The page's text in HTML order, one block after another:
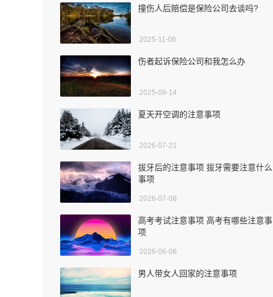
撞伤人后赔偿是保险公司去谈吗?
2025-11-06
伤者起诉保险公司和我怎么办
2025-08-14
夏天开空调的注意事项
2026-07-21
拔牙后的注意事项 拔牙需要注意什么
事项
2026-07-08
高考考试注意事项 高考有哪些注意事
项
2026-06-08
男人带女人回家的注意事项